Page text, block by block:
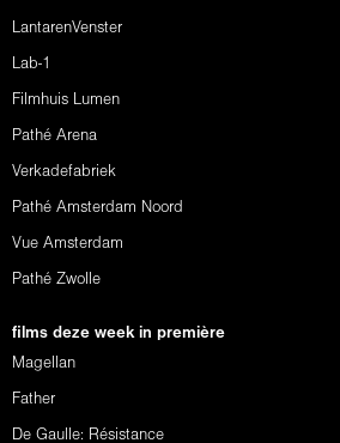
LantarenVenster
Lab-1
Filmhuis Lumen
Pathé Arena
Verkadefabriek
Pathé Amsterdam Noord
Vue Amsterdam
Pathé Zwolle
films deze week in première
Magellan
Father
De Gaulle: Résistance